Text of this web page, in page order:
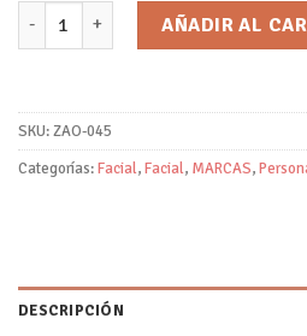
Iluminador Compacto dúo 311 Rosa
AÑADIR AL
SKU:ZAO-045
Categorías:Facial,Facial, MARCAS,
DESCRIPCIÓN